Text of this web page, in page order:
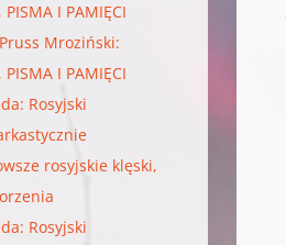
PISMA I PAMIĘCI
Mroziński:
PISMA I PAMIĘCI
Rosyjski
rosyjskie klęski,
Rosyjski